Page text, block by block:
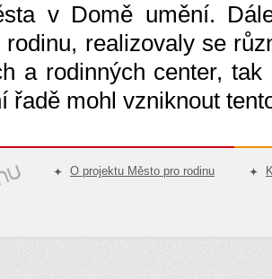
v Domě umění.
rodinu, realizovaly se
a rodinných center,
řadě mohl vzniknout
O projektu Město pro rodinu